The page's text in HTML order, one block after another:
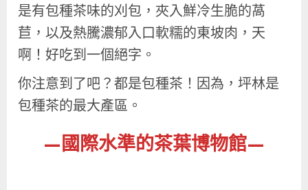
是有包種茶味的刈包，夾入鮮冷生脆的萵
苣，以及熱騰濃郁入口軟糯的東坡肉，天
啊！好吃到一個絕字。
你注意到了吧？都是包種茶！因為，坪林是
包種茶的最大產區。
—國際水準的茶葉博物館—